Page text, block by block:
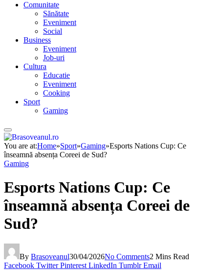
Comunitate
Sănătate
Eveniment
Social
Business
Eveniment
Job-uri
Cultura
Educatie
Eveniment
Cooking
Sport
Gaming
You are at:Home»Sport»Gaming»Esports Nations Cup: Ce
înseamnă absența Coreei de Sud?
Gaming
Esports Nations Cup: Ce
înseamnă absența Coreei de
Sud?
By Brasoveanul30/04/2026No Comments2 Mins Read
Facebook Twitter Pinterest LinkedIn Tumblr Email